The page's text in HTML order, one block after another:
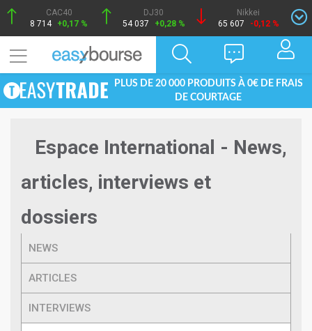
CAC40
8 714 +0,17 %
DJ30
54 037
+0,28 %
Nikkei
65 607
-0,12 %
PLUS DE 20 000 PRODUITS À 0€ DE FRAIS
DE COURTAGE
Espace International - News,
articles, interviews et
dossiers
NEWS
ARTICLES
INTERVIEWS